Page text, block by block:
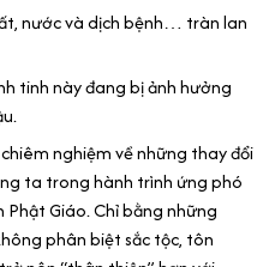
nước và dịch bệnh… tràn lan
tinh này đang bị ảnh hưởng
nghiệm về những thay đổi
ta trong hành trình ứng phó
Phật Giáo. Chỉ bằng những
phân biệt sắc tộc, tôn